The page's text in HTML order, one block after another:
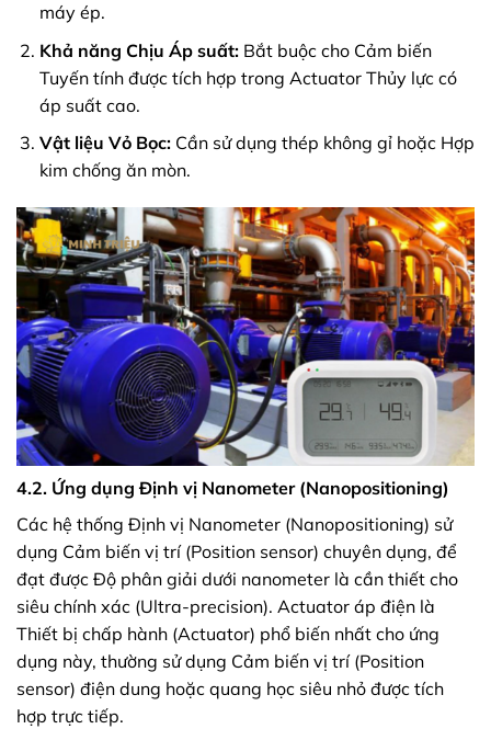
máy ép.
Khả năng Chịu Áp suất: Bắt buộc cho Cảm biến
Tuyến tính được tích hợp trong Actuator Thủy lực có
áp suất cao.
Vật liệu Vỏ Bọc:Cần sử dụng thép không gỉ hoặc Hợp
kim chống ăn mòn.
4.2. Ứng dụng Định vị Nanometer (Nanopositioning)
Các hệ thống Định vị Nanometer (Nanopositioning) sử
dụng Cảm biến vị trí (Position sensor) chuyên dụng, để
đạt được Độ phân giải dưới nanometer là cần thiết cho
siêu chính xác (Ultra-precision). Actuator áp điện là
Thiết bị chấp hành (Actuator) phổ biến nhất cho ứng
dụng này, thường sử dụng Cảm biến vị trí (Position
sensor) điện dung hoặc quang học siêu nhỏ được tích
hợp trực tiếp.